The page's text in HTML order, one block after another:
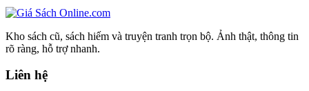
Kho sách cũ, sách hiếm và truyện tranh trọn bộ. Ảnh thật, thông tin
rõ ràng, hỗ trợ nhanh.
Liên hệ